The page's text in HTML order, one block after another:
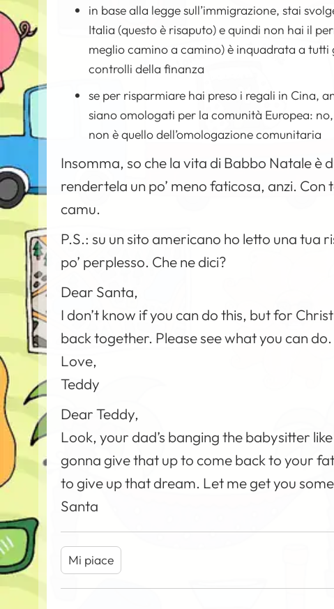
in base alla legge sull’immigrazione, stai
Italia (questo è risaputo) e quindi non hai il
meglio camino a camino) è inquadrata a
controlli della finanza
se per risparmiare hai preso i regali in Cina,
siano omologati per la comunità Europea:
non è quello dell’omologazione comunitaria
Insomma, so che la vita di Babbo Natale è
rendertela un po’ meno faticosa, anzi. Con
camu.
P.S.: su un sito americano ho letto una tua
po’ perplesso. Che ne dici?
Dear Santa,
I don’t know if you can do this, but for
back together. Please see what you can do.
Love,
Teddy
Dear Teddy,
Look, your dad’s banging the babysitter
gonna give that up to come back to your
to give up that dream. Let me get you
Santa
Mi piace